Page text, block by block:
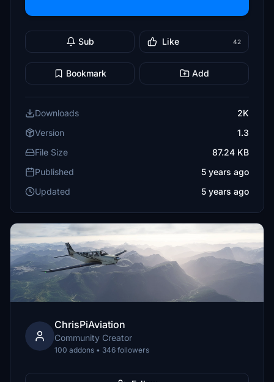
Sub Like 42
Bookmark Add
Downloads
2K
Version
1.3
File Size
87.24 KB
Published
5 years ago
Updated
5 years ago
ChrisPiAviation
Community Creator
100 addons • 346 followers